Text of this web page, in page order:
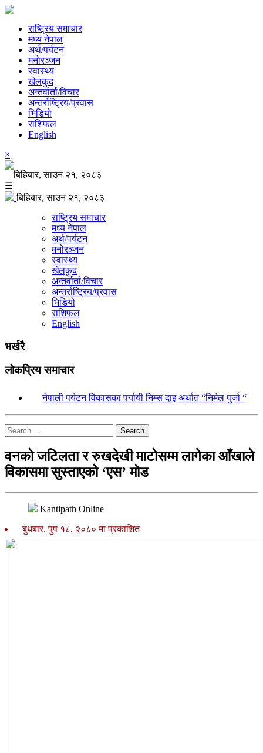
राष्ट्रिय समाचार
मध्य नेपाल
अर्थ/पर्यटन
मनोरञ्जन
स्वास्थ्य
खेलकुद
अन्तर्वार्ता/विचार
अन्तर्राष्ट्रिय/प्रवास
भिडियो
राशिफल
English
×
बिहिबार, साउन २१, २०८३
☰
बिहिबार, साउन २१, २०८३
राष्ट्रिय समाचार
मध्य नेपाल
अर्थ/पर्यटन
मनोरञ्जन
स्वास्थ्य
खेलकुद
अन्तर्वार्ता/विचार
अन्तर्राष्ट्रिय/प्रवास
भिडियो
राशिफल
English
भर्खरै
लोकप्रिय समाचार
नेपाली पर्यटन विकासका पर्यायी निम्स दाइ अर्थात “निर्मल पुर्जा “
Search
वनको जटिलता र रुखदेखी माटोसम्म लागेका आँखाले
विकासमा सुस्ताएको ‘एस’ मोड
Kantipath Online
बुधबार, पुष १८, २०८० मा प्रकाशित